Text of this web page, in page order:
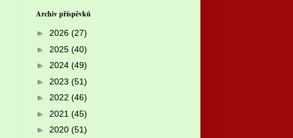
Archiv příspěvků
► 2026 (27)
► 2025 (40)
► 2024 (49)
► 2023 (51)
► 2022 (46)
► 2021 (45)
► 2020 (51)